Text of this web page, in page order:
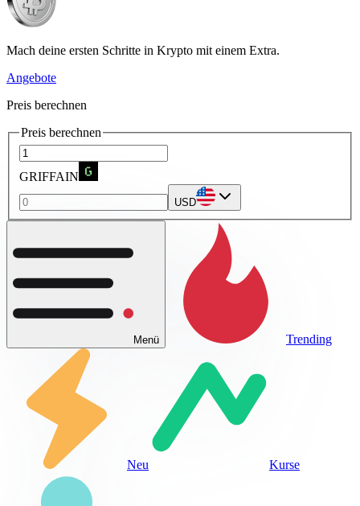
Mach deine ersten Schritte in Krypto mit einem Extra.
Angebote
Preis berechnen
Preis berechnen
GRIFFAIN
USD
Menü Trending
Neu Kurse